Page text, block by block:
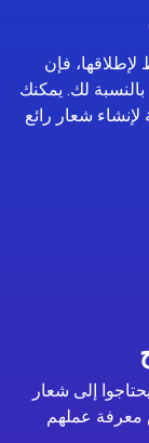
لإطلاقها، فإن
لك. يمكنك
لإنشاء شعار رائع
إلى شعار